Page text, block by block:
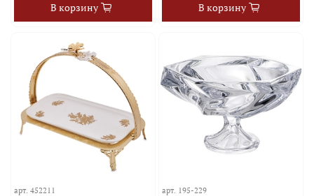
В корзину В корзину
арт.452211 арт. 195-229